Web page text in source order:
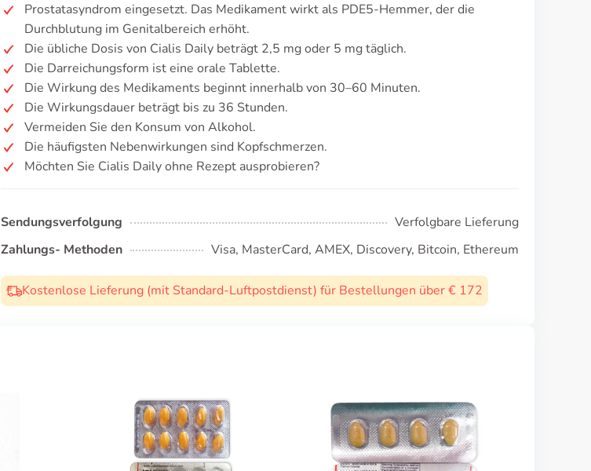
Prostatasyndrom eingesetzt. Das Medikament wirkt als PDE5-Hemmer, der die
Durchblutung im Genitalbereich erhöht.
Die übliche Dosis von Cialis Daily beträgt 2,5 mg oder 5 mg täglich.
Die Darreichungsform ist eine orale Tablette.
Die Wirkung des Medikaments beginnt innerhalb von 30–60 Minuten.
Die Wirkungsdauer beträgt bis zu 36 Stunden.
Vermeiden Sie den Konsum von Alkohol.
Die häufigsten Nebenwirkungen sind Kopfschmerzen.
Möchten Sie Cialis Daily ohne Rezept ausprobieren?
Sendungsverfolgung
Verfolgbare Lieferung
Zahlungs- Methoden
Visa, MasterCard, AMEX, Discovery, Bitcoin, Ethereum
Kostenlose Lieferung (mit Standard-Luftpostdienst) für Bestellungen über € 172